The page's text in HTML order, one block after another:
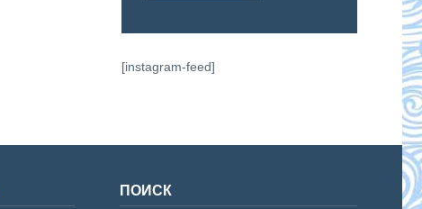
[instagram-feed]
ПОИСК